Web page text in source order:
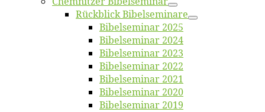
Rück­blick Bibelseminare
Bi­bel­se­mi­nar 2025
Bi­bel­se­mi­nar 2024
Bi­bel­se­mi­nar 2023
Bi­bel­se­mi­nar 2022
Bi­bel­se­mi­nar 2021
Bi­bel­se­mi­nar 2020
Bi­bel­se­mi­nar 2019